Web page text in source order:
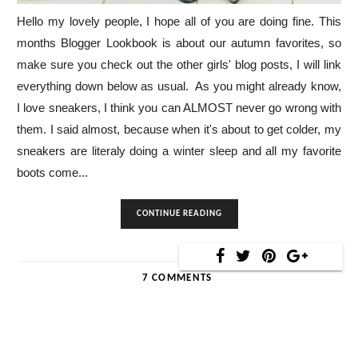
Hello my lovely people, I hope all of you are doing fine. This
months Blogger Lookbook is about our autumn favorites, so
make sure you check out the other girls' blog posts, I will link
everything down below as usual. As you might already know,
I love sneakers, I think you can ALMOST never go wrong with
them. I said almost, because when it's about to get colder, my
sneakers are literaly doing a winter sleep and all my favorite
boots come...
CONTINUE READING
7 COMMENTS